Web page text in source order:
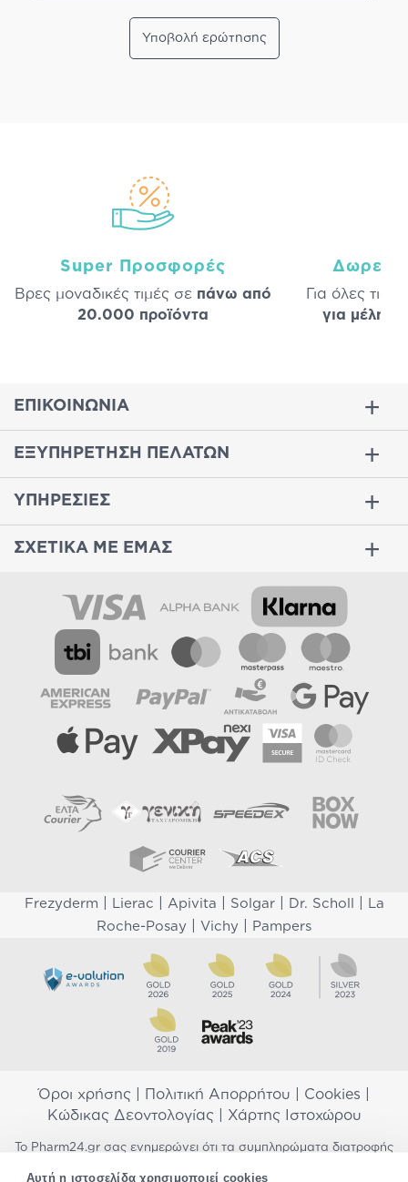
Αυτή η ιστοσελίδα χρησιμοποιεί cookies
Υποβολή ερώτησης
Super Προσφορές
Βρες μοναδικές τιμές σε πάνω από
20.000 προϊόντα
Δωρεάν
Για όλες τις
για μέλη
ΕΠΙΚΟΙΝΩΝΙΑ
ΕΞΥΠΗΡΕΤΗΣΗ ΠΕΛΑΤΩΝ
ΥΠΗΡΕΣΙΕΣ
ΣΧΕΤΙΚΑ ΜΕ ΕΜΑΣ
Frezyderm Lierac Apivita Solgar| Dr. Scholl
La
Roche-Posay
Vichy Pampers
Όροι χρήσης Πολιτική Απορρήτου Cookies
Κώδικας Δεοντολογίας| Χάρτης Ιστοχώρου
Το Pharm24.gr σας ενημερώνει ότι τα συμπληρώματα διατροφής